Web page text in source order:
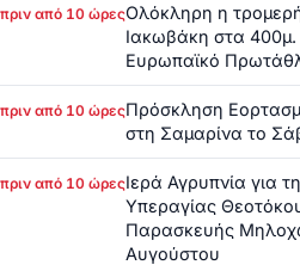
πριν από 10 ώρεςΟλόκληρη η
Ιακωβάκη στα
Ευρωπαϊκό
πριν από 10 ώρεςΠρόσκληση
στη Σαμαρίνα το
πριν από 10 ώρεςΙερά Αγρυπνία για
Υπεραγίας
Παρασκευής
Αυγούστου